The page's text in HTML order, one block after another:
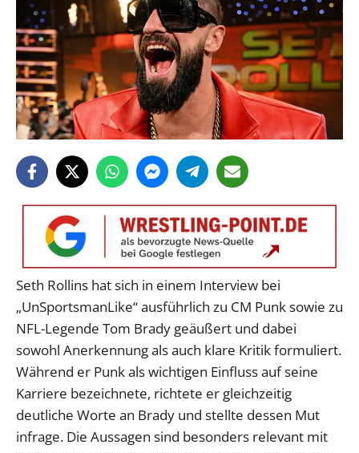
Seth Rollins hat sich in einem Interview bei
„UnSportsmanLike“ ausführlich zu CM Punk sowie zu
NFL-Legende Tom Brady geäußert und dabei
sowohl Anerkennung als auch klare Kritik formuliert.
Während er Punk als wichtigen Einfluss auf seine
Karriere bezeichnete, richtete er gleichzeitig
deutliche Worte an Brady und stellte dessen Mut
infrage. Die Aussagen sind besonders relevant mit